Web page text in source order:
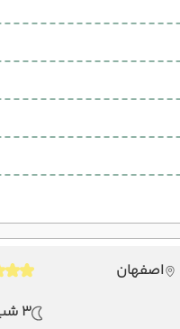
اصفهان
3 شب اقامت